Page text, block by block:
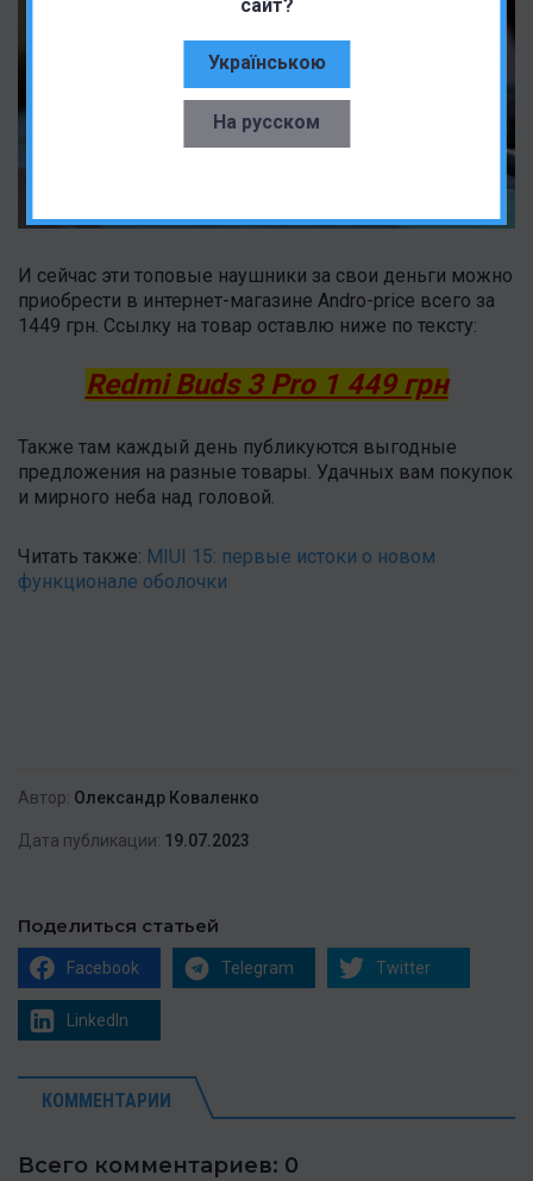
сайт?
Українською
На русском
И сейчас эти топовые наушники за свои деньги можно
приобрести в интернет-магазине Andro-price всего за
1449 грн. Ссылку на товар оставлю ниже по тексту:
Redmi Buds 3 Pro 1 449 грн
Также там каждый день публикуются выгодные
предложения на разные товары. Удачных вам покупок
и мирного неба над головой.
Читать также: MIUI 15: первые истоки о новом
функционале оболочки
Автор: Олександр Коваленко
Дата публикации: 19.07.2023
Поделиться статьей
Facebook Telegram Twitter
LinkedIn
КОММЕНТАРИИ
Всего комментариев: 0